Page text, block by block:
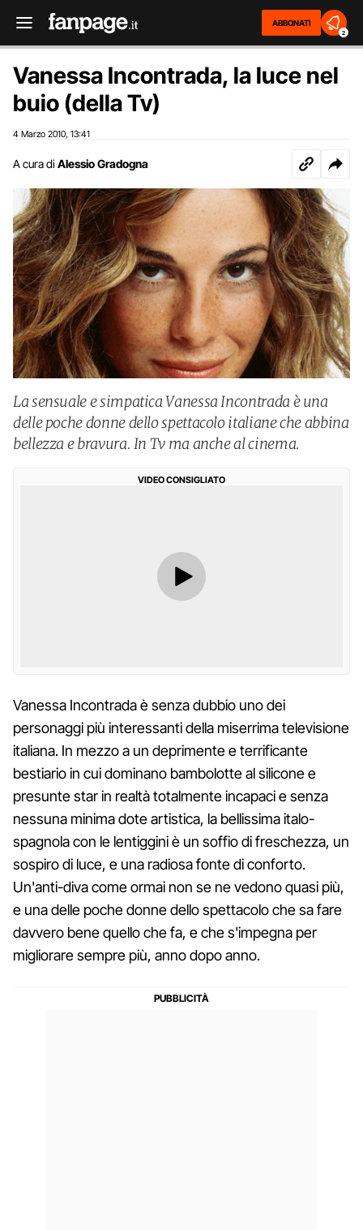
ABBONATI
2
Vanessa Incontrada, la luce nel
buio (della Tv)
4 Marzo 2010 13:41
A cura di Alessio Gradogna
La sensuale e simpatica Vanessa Incontrada è una
delle poche donne dello spettacolo italiane che abbina
bellezza e bravura. In Tv ma anche al cinema.
VIDEO CONSIGLIATO
Vanessa Incontrada è senza dubbio uno dei
personaggi più interessanti della miserrima televisione
italiana. In mezzo a un deprimente e terrificante
bestiario in cui dominano bambolotte al silicone e
presunte star in realtà totalmente incapaci e senza
nessuna minima dote artistica, la bellissima italo-
spagnola con le lentiggini è un soffio di freschezza, un
sospiro di luce, e una radiosa fonte di conforto.
Un'anti-diva come ormai non se ne vedono quasi più,
e una delle poche donne dello spettacolo che sa fare
davvero bene quello che fa, e che s'impegna per
migliorare sempre più, anno dopo anno.